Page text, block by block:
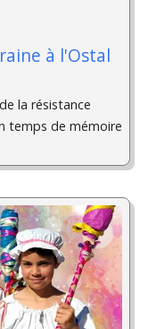
à l'Ostal
la résistance
temps de mémoire